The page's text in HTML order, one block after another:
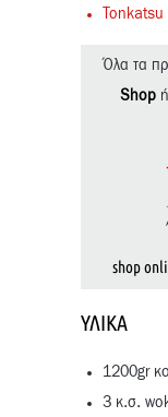
Όλα τα
Shop
shop
ΥΛΙΚΆ
1200gr
3 κ.σ.